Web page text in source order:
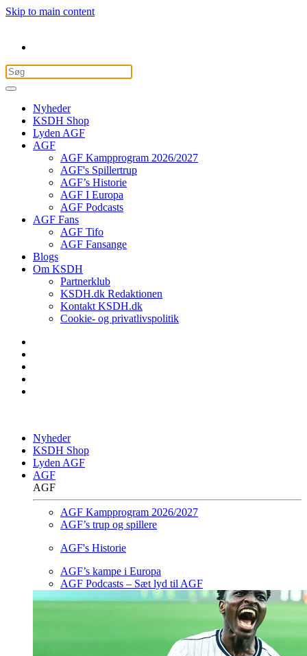
Skip to main content
Nyheder
KSDH Shop
Lyden AGF
AGF
AGF Kampprogram 2026/2027
AGF's Spillertrup
AGF’s Historie
AGF I Europa
AGF Podcasts
AGF Fans
AGF Tifo
AGF Fansange
Blogs
Om KSDH
Partnerklub
KSDH.dk Redaktionen
Kontakt KSDH.dk
Cookie- og privatlivspolitik
Nyheder
KSDH Shop
Lyden AGF
AGF
AGF
AGF Kampprogram 2026/2027
AGF’s trup og spillere
AGF's Historie
AGF’s kampe i Europa
AGF Podcasts – Sæt lyd til AGF